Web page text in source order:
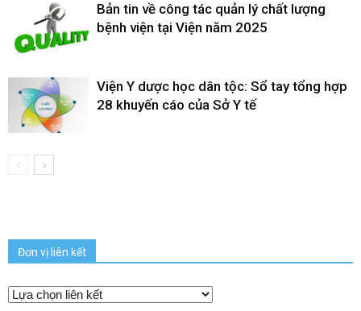
Bản tin về công tác quản lý chất lượng
bệnh viện tại Viện năm 2025
Viện Y dược học dân tộc: Sổ tay tổng hợp
28 khuyến cáo của Sở Y tế
Đơn vị liên kết